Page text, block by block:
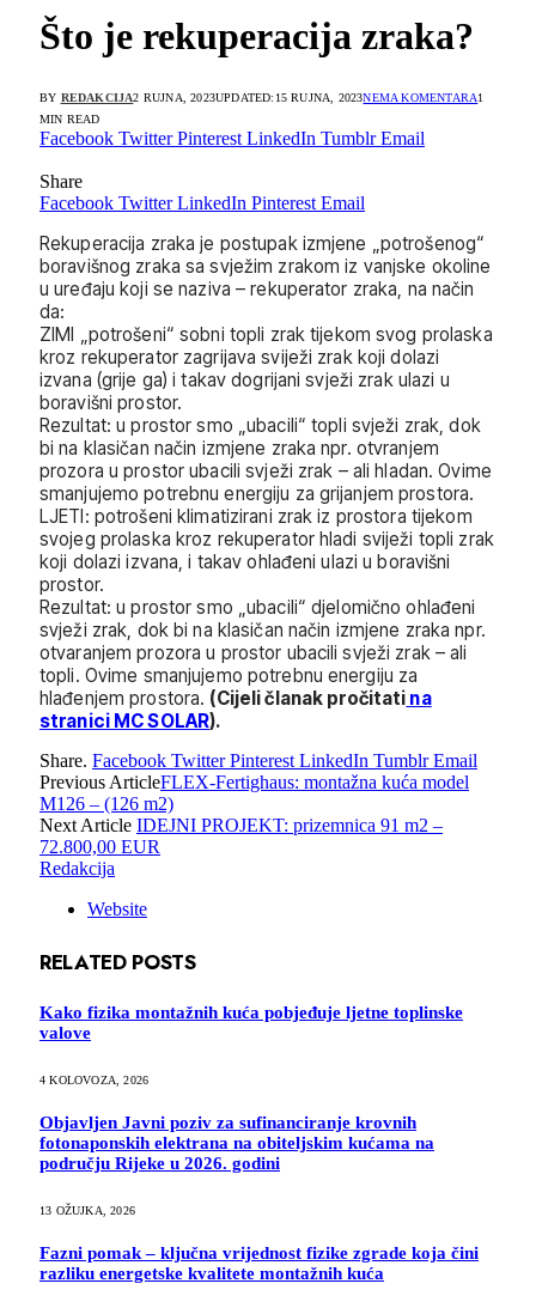
Što je rekuperacija zraka?
BY REDAKCIJA2 RUJNA, 2023UPDATED: 15 RUJNA, 2023NEMA KOMENTARA1
MIN READ
Facebook Twitter Pinterest LinkedIn Tumblr Email
Share
Facebook Twitter LinkedIn Pinterest Email
Rekuperacija zraka je postupak izmjene „potrošenog“
boravišnog zraka sa svježim zrakom iz vanjske okoline
u uređaju koji se naziva – rekuperator zraka, na način
da:
ZIMI „potrošeni“ sobni topli zrak tijekom svog prolaska
kroz rekuperator zagrijava sviježi zrak koji dolazi
izvana (grije ga) i takav dogrijani svježi zrak ulazi u
boravišni prostor.
Rezultat: u prostor smo „ubacili“ topli svježi zrak, dok
bi na klasičan način izmjene zraka npr. otvranjem
prozora u prostor ubacili svježi zrak – ali hladan. Ovime
smanjujemo potrebnu energiju za grijanjem prostora.
LJETI: potrošeni klimatizirani zrak iz prostora tijekom
svojeg prolaska kroz rekuperator hladi sviježi topli zrak
koji dolazi izvana, i takav ohlađeni ulazi u boravišni
prostor.
Rezultat: u prostor smo „ubacili“ djelomično ohlađeni
svježi zrak, dok bi na klasičan način izmjene zraka npr.
otvaranjem prozora u prostor ubacili svježi zrak – ali
topli. Ovime smanjujemo potrebnu energiju za
hlađenjem prostora. (Cijeli članak pročitati na
stranici MC SOLAR).
Share. Facebook Twitter Pinterest LinkedIn Tumblr Email
Previous ArticleFLEX-Fertighaus: montažna kuća model
M126 – (126 m2)
Next Article IDEJNI PROJEKT: prizemnica 91 m2 –
72.800,00 EUR
Redakcija
Website
RELATED POSTS
Kako fizika montažnih kuća pobjeđuje ljetne toplinske
valove
4 KOLOVOZA, 2026
Objavljen Javni poziv za sufinanciranje krovnih
fotonaponskih elektrana na obiteljskim kućama na
području Rijeke u 2026. godini
13 OŽUJKA, 2026
Fazni pomak – ključna vrijednost fizike zgrade koja čini
razliku energetske kvalitete montažnih kuća